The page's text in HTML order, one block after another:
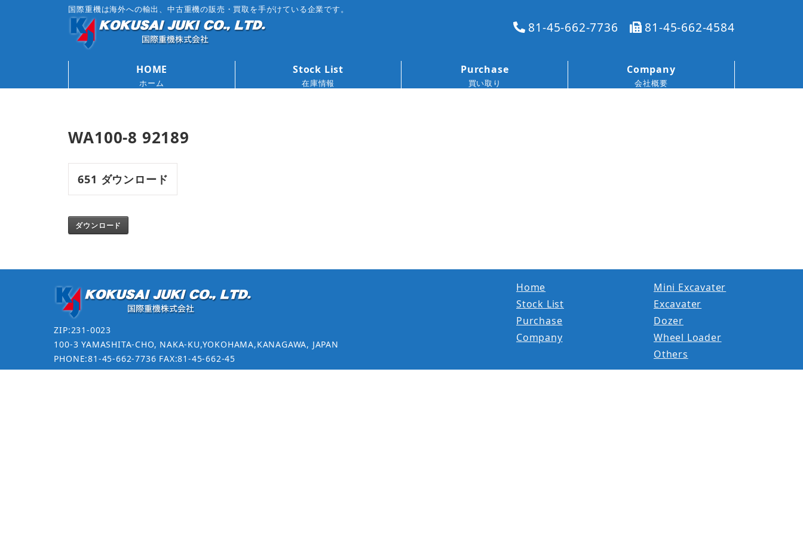
国際重機は海外への輸出、中古重機の販売・買取を手がけている企業です。
81-45-662-7736 81-45-662-4584
HOME
ホーム
Stock List
在庫情報
Purchase
買い取り
Company
会社概要
WA100-8 92189
651 ダウンロード
ダウンロード
ZIP:231-0023
100-3 YAMASHITA-CHO, NAKA-KU,YOKOHAMA,KANAGAWA, JAPAN
PHONE:81-45-662-7736 FAX:81-45-662-45
Home
Stock List
Purchase
Company
Mini Excavater
Excavater
Dozer
Wheel Loader
Others